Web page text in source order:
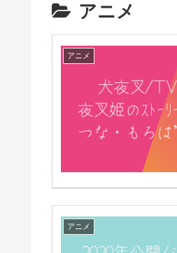
アニメ
アニメ
アニメ